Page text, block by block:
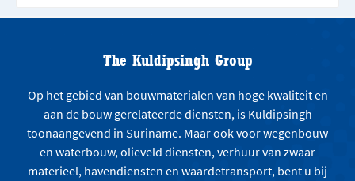
The Kuldipsingh Group
Op het gebied van bouwmaterialen van hoge kwaliteit en
aan de bouw gerelateerde diensten, is Kuldipsingh
toonaangevend in Suriname. Maar ook voor wegenbouw
en waterbouw, olieveld diensten, verhuur van zwaar
materieel, havendiensten en waardetransport, bent u bij